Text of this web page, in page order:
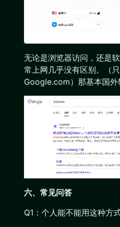
无论是浏览器访问，还是
常上网几乎没有区别。（
Google.com）那基本国外
六、常见问答
Q1：个人能不能用这种方